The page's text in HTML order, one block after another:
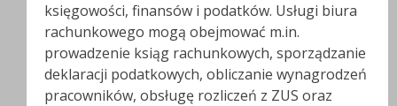
księgowości, finansów i podatków. Usługi biura
rachunkowego mogą obejmować m.in.
prowadzenie ksiąg rachunkowych, sporządzanie
deklaracji podatkowych, obliczanie wynagrodzeń
pracowników, obsługę rozliczeń z ZUS oraz